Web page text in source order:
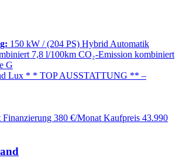
150 kW / (204 PS) Hybrid Automatik
7,8 l/100km CO₂-Emission kombiniert
G
Finanzierung 380 €/Monat Kaufpreis 43.990